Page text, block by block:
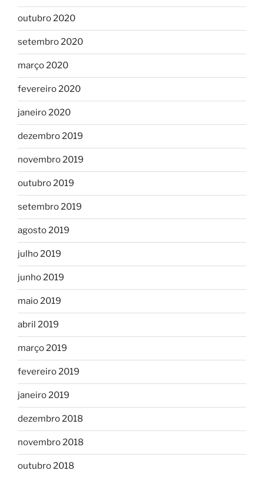
outubro 2020
setembro 2020
março 2020
fevereiro 2020
janeiro 2020
dezembro 2019
novembro 2019
outubro 2019
setembro 2019
agosto 2019
julho 2019
junho 2019
maio 2019
abril 2019
março 2019
fevereiro 2019
janeiro 2019
dezembro 2018
novembro 2018
outubro 2018